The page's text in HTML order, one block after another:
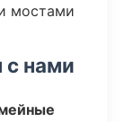
мостами
нами